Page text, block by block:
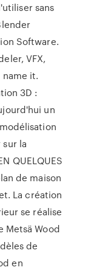
sans
Software.
VFX,
it.
3D :
un
la
QUELQUES
de maison
La création
se réalise
Metsä Wood
de
en